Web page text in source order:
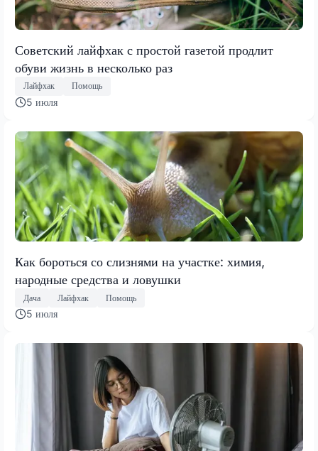
Советский лайфхак с простой газетой продлит
обуви жизнь в несколько раз
Лайфхак Помощь
5 июля
Как бороться со слизнями на участке: химия,
народные средства и ловушки
Дача Лайфхак Помощь
5 июля